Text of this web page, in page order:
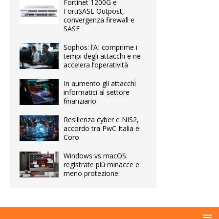
Fortinet 1200G e
FortiSASE Outpost,
convergenza firewall e
SASE
Sophos: l’AI comprime i
tempi degli attacchi e ne
accelera l’operatività
In aumento gli attacchi
informatici al settore
finanziario
Resilienza cyber e NIS2,
accordo tra PwC Italia e
Coro
Windows vs macOS:
registrate più minacce e
meno protezione